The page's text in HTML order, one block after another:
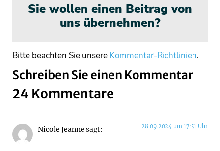
Sie wollen einen Beitrag von
uns übernehmen?
Bitte beachten Sie unsere Kommentar-Richtlinien.
Schreiben Sie einen Kommentar
24 Kommentare
Nicole Jeanne sagt: 28.09.2024 um 17:51 Uhr